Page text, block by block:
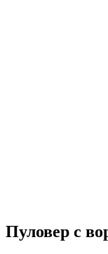
Пуловер с